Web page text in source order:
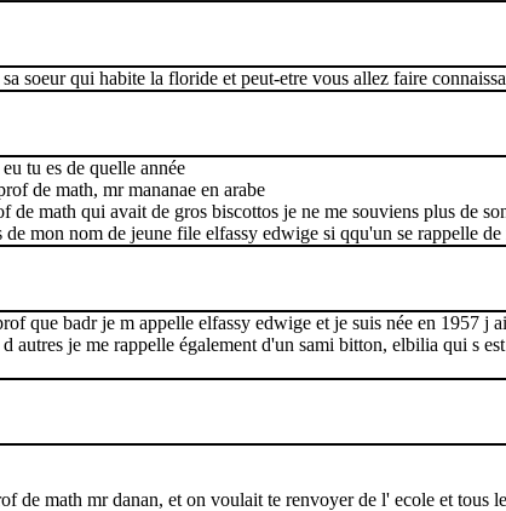
soeur qui habite la floride et peut-etre vous allez faire
tu es de quelle année
de math, mr mananae en arabe
de math qui avait de gros biscottos je ne me souviens plus de
de mon nom de jeune file elfassy edwige si qqu'un se rappelle
que badr je m appelle elfassy edwige et je suis née en 1957
autres je me rappelle également d'un sami bitton, elbilia qui s
de math mr danan, et on voulait te renvoyer de l' ecole et